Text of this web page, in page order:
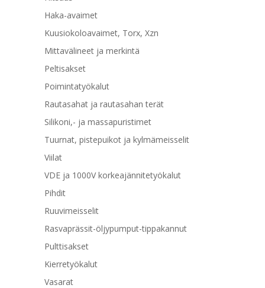
Haka-avaimet
Kuusiokoloavaimet, Torx, Xzn
Mittavälineet ja merkintä
Peltisakset
Poimintatyökalut
Rautasahat ja rautasahan terät
Silikoni,- ja massapuristimet
Tuurnat, pistepuikot ja kylmämeisselit
Viilat
VDE ja 1000V korkeajännitetyökalut
Pihdit
Ruuvimeisselit
Rasvaprässit-öljypumput-tippakannut
Pulttisakset
Kierretyökalut
Vasarat